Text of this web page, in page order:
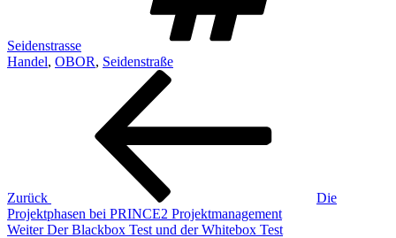
Seidenstrasse
Handel, OBOR, Seidenstraße
Beitragsnavigation
Zurück
Die
Projektphasen bei PRINCE2 Projektmanagement
Nächster
Weiter Der Blackbox Test und der Whitebox Test